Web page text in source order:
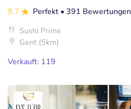
9.7
Perfekt • 391 Bewertungen
Sushi Prime
Gent (5km)
Verkauft: 119